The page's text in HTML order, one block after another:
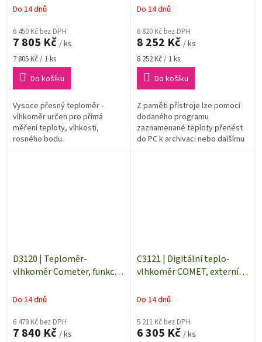
povrchové teploty
Do 14 dnů
6 450 Kč bez DPH
7 805 Kč / ks
Měrná
cena:
7 805 Kč / 1 ks
Do košíku
Vysoce přesný teploměr -
vlhkoměr určen pro přímá
měření teploty, vlhkosti,
rosného bodu.
délka kabelu 1 m
Do 14 dnů
6 820 Kč bez DPH
8 252 Kč / ks
Měrná
cena:
8 252 Kč / 1 ks
Do košíku
Z paměti přístroje lze pomocí
dodaného programu
zaznamenané teploty přenést
do PC k archivaci nebo dalšímu
D3120 | Teploměr-
vlhkoměr Cometer, funkce
Do 14 dnů
6 479 Kč bez DPH
7 840 Kč / ks
C3121 | Digitální teplo-
vlhkoměr COMET, externí
Do 14 dnů
5 211 Kč bez DPH
6 305 Kč / ks